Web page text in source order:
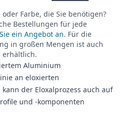
Farbe, die Sie benötigen?
Bestellungen für jede
ein Angebot an. Für die
in großen Mengen ist auch
erhältlich.
Aluminium
an eloxierten
der Eloxalprozess auch auf
und -komponenten